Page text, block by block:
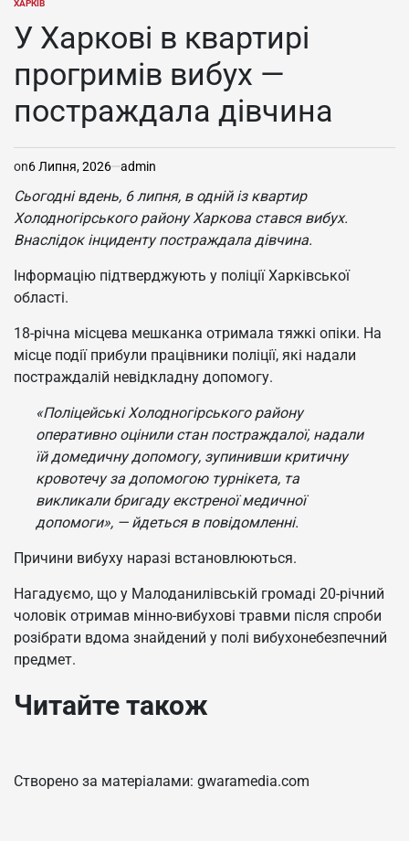
ОПУБЛІКУВАТИ
ХАРКІВ
У Харкові в квартирі
прогримів вибух —
постраждала дівчина
on6 Липня, 2026 admin
Сьогодні вдень, 6 липня, в одній із квартир
Холодногірського району Харкова стався вибух.
Внаслідок інциденту постраждала дівчина.
Інформацію підтверджують у поліції Харківської
області.
18-річна місцева мешканка отримала тяжкі опіки. На
місце події прибули працівники поліції, які надали
постраждалій невідкладну допомогу.
«Поліцейські Холодногірського району
оперативно оцінили стан постраждалої, надали
їй домедичну допомогу, зупинивши критичну
кровотечу за допомогою турнікета, та
викликали бригаду екстреної медичної
допомоги», — йдеться в повідомленні.
Причини вибуху наразі встановлюються.
Нагадуємо, що у Малоданилівській громаді 20-річний
чоловік отримав мінно-вибухові травми після спроби
розібрати вдома знайдений у полі вибухонебезпечний
предмет.
Читайте також
Створено за матеріалами: gwaramedia.com